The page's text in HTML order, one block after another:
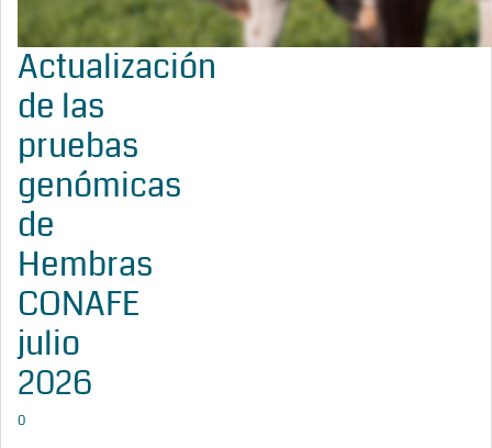
Actualización
de las
pruebas
genómicas
de
Hembras
CONAFE
julio
2026
0